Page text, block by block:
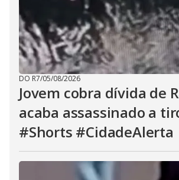
DO R7/05/08/2026
Jovem cobra dívida de
acaba assassinado a
#Shorts #CidadeAlerta